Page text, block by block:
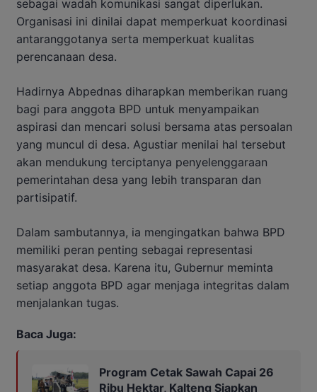
sebagai wadah komunikasi sangat diperlukan.
Organisasi ini dinilai dapat memperkuat koordinasi
antaranggotanya serta memperkuat kualitas
perencanaan desa.
Hadirnya Abpednas diharapkan memberikan ruang
bagi para anggota BPD untuk menyampaikan
aspirasi dan mencari solusi bersama atas persoalan
yang muncul di desa. Agustiar menilai hal tersebut
akan mendukung terciptanya penyelenggaraan
pemerintahan desa yang lebih transparan dan
partisipatif.
Dalam sambutannya, ia mengingatkan bahwa BPD
memiliki peran penting sebagai representasi
masyarakat desa. Karena itu, Gubernur meminta
setiap anggota BPD agar menjaga integritas dalam
menjalankan tugas.
Baca Juga:
Program Cetak Sawah Capai 26
Ribu Hektar, Kalteng Siapkan